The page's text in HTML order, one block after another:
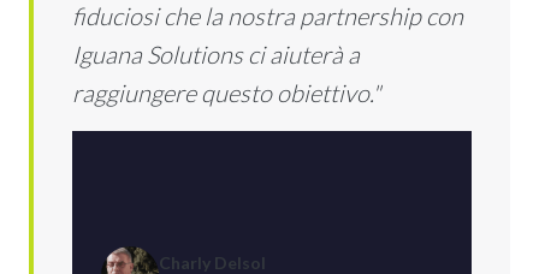
fiduciosi che la nostra partnership con
Iguana Solutions ci aiuterà a
raggiungere questo obiettivo."
Charly Delsol